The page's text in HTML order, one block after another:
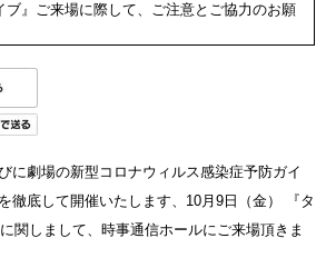
ブ』ご来場に際して、ご注意とご協力のお願
に劇場の新型コロナウィルス感染症予防ガイ
徹底して開催いたします、10月9日（金） 『タ
関しまして、時事通信ホールにご来場頂きま